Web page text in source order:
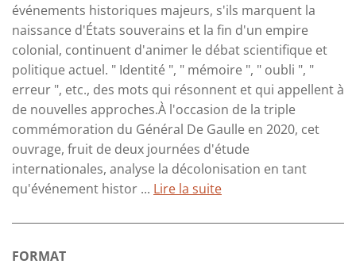
événements historiques majeurs, s'ils marquent la
naissance d'États souverains et la fin d'un empire
colonial, continuent d'animer le débat scientifique et
politique actuel. " Identité ", " mémoire ", " oubli ", "
erreur ", etc., des mots qui résonnent et qui appellent à
de nouvelles approches.À l'occasion de la triple
commémoration du Général De Gaulle en 2020, cet
ouvrage, fruit de deux journées d'étude
internationales, analyse la décolonisation en tant
qu'événement histor ... Lire la suite
FORMAT